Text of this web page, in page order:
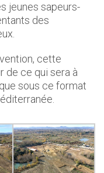
jeunes sapeurs-
des
cette
de ce qui sera à
sous ce format